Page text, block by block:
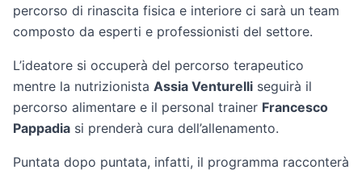
percorso di rinascita fisica e interiore ci sarà un team
composto da esperti e professionisti del settore.
L’ideatore si occuperà del percorso terapeutico
mentre la nutrizionista Assia Venturelli seguirà il
percorso alimentare e il personal trainer Francesco
Pappadia si prenderà cura dell’allenamento.
Puntata dopo puntata, infatti, il programma racconterà